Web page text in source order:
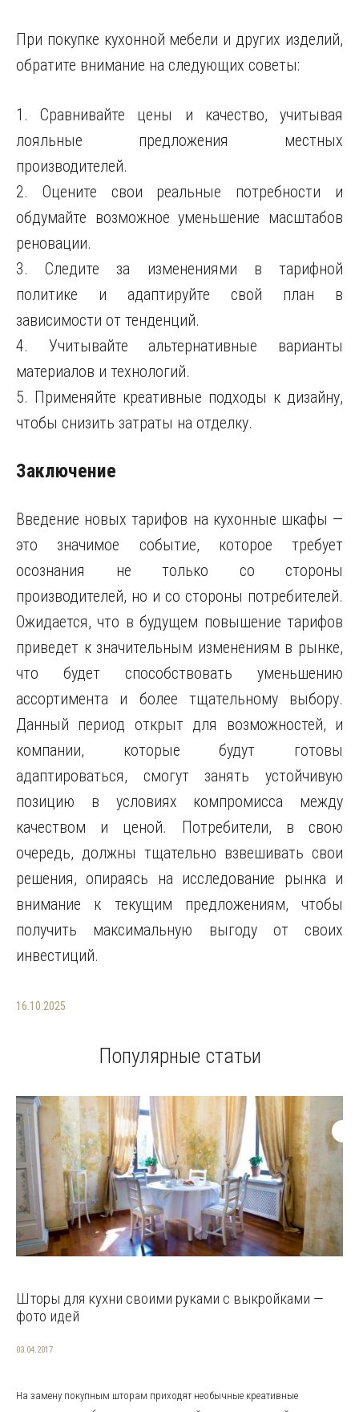
При покупке кухонной мебели и других изделий,
обратите внимание на следующих советы:
1. Сравнивайте цены и качество, учитывая
лояльные предложения местных
производителей.
2. Оцените свои реальные потребности и
обдумайте возможное уменьшение масштабов
реновации.
3. Следите за изменениями в тарифной
политике и адаптируйте свой план в
зависимости от тенденций.
4. Учитывайте альтернативные варианты
материалов и технологий.
5. Применяйте креативные подходы к дизайну,
чтобы снизить затраты на отделку.
Заключение
Введение новых тарифов на кухонные шкафы —
это значимое событие, которое требует
осознания не только со стороны
производителей, но и со стороны потребителей.
Ожидается, что в будущем повышение тарифов
приведет к значительным изменениям в рынке,
что будет способствовать уменьшению
ассортимента и более тщательному выбору.
Данный период открыт для возможностей, и
компании, которые будут готовы
адаптироваться, смогут занять устойчивую
позицию в условиях компромисса между
качеством и ценой. Потребители, в свою
очередь, должны тщательно взвешивать свои
решения, опираясь на исследование рынка и
внимание к текущим предложениям, чтобы
получить максимальную выгоду от своих
инвестиций.
16.10.2025
Популярные статьи
Шторы для кухни своими руками с выкройками —
фото идей
03.04.2017
На замену покупным шторам приходят необычные креативные